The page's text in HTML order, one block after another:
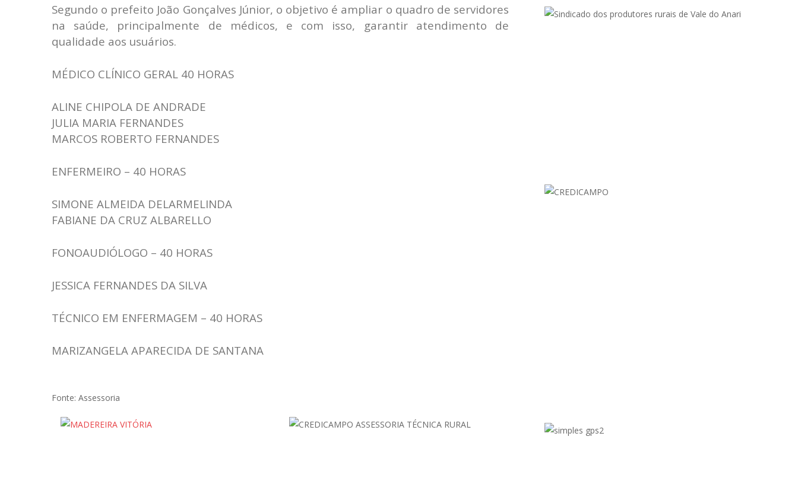
Segundo o prefeito João Gonçalves Júnior, o objetivo é ampliar o quadro de servidores
na saúde, principalmente de médicos, e com isso, garantir atendimento de
qualidade aos usuários.
MÉDICO CLÍNICO GERAL 40 HORAS
ALINE CHIPOLA DE ANDRADE
JULIA MARIA FERNANDES
MARCOS ROBERTO FERNANDES
ENFERMEIRO – 40 HORAS
SIMONE ALMEIDA DELARMELINDA
FABIANE DA CRUZ ALBARELLO
FONOAUDIÓLOGO – 40 HORAS
JESSICA FERNANDES DA SILVA
TÉCNICO EM ENFERMAGEM – 40 HORAS
MARIZANGELA APARECIDA DE SANTANA
Fonte: Assessoria